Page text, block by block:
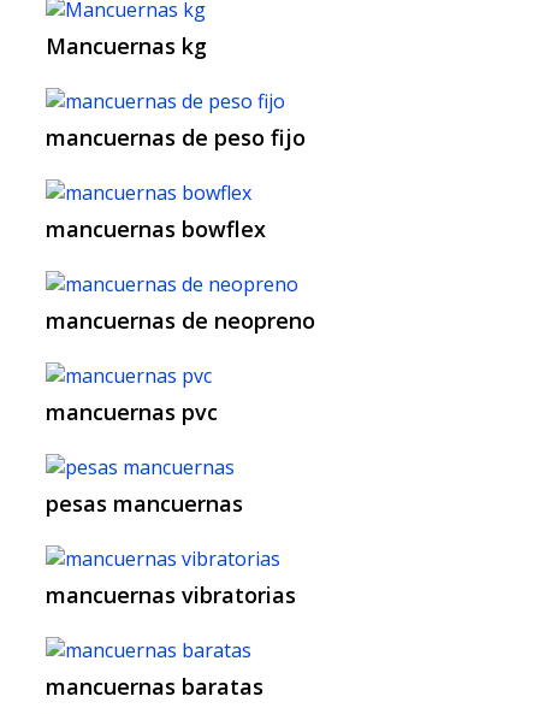
Mancuernas kg
mancuernas de peso fijo
mancuernas bowflex
mancuernas de neopreno
mancuernas pvc
pesas mancuernas
mancuernas vibratorias
mancuernas baratas